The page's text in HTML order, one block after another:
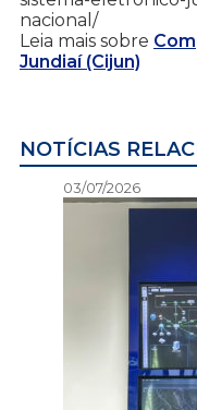
nacional/
Leia mais sobre
Jundiaí (Cijun)
NOTÍCIAS
03/07/2026